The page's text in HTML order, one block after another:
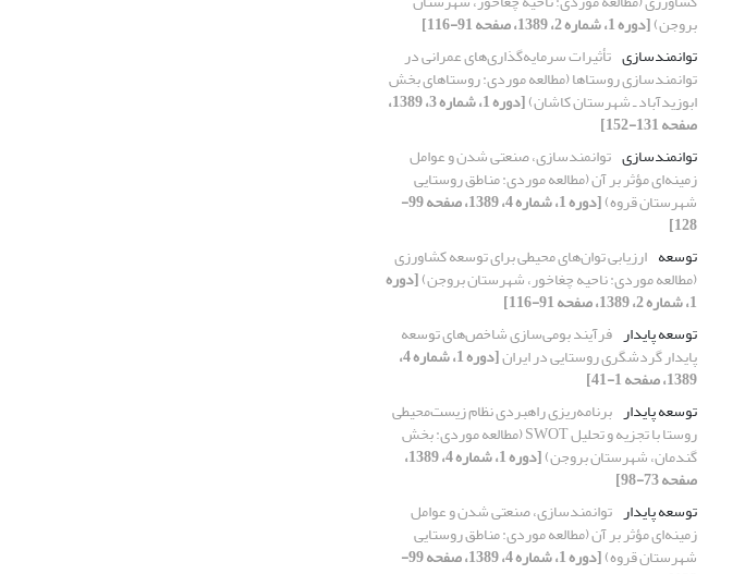
بروجن)[دوره 1، شماره 2، 1389، صفحه 91-116]
توانمندسازی تأثیرات سرمایه‌گذاری‌های عمرانی در
توانمندسازی روستاها (مطالعه موردی: روستاهای بخش
ابوزیدآباد ـ شهرستان کاشان) [دوره 1، شماره 3، 1389،
صفحه 131-152]
توانمندسازی توانمندسازی، صنعتی شدن و عوامل
زمینه‌ای مؤثر بر آن (مطالعه موردی: مناطق روستایی
شهرستان قروه) [دوره 1، شماره 4، 1389، صفحه 99-
128]
توسعه ارزیابی توان‌های محیطی برای توسعه کشاورزی
(مطالعه موردی: ناحیه چغاخور، شهرستان بروجن)[دوره
1، شماره 2، 1389، صفحه 91-116]
توسعه پایدار فرآیند بومی‌سازی شاخص‌های توسعه
پایدار گردشگری روستایی در ایران [دوره 1، شماره 4،
1389، صفحه 1-41]
توسعه پایدار برنامه‌ریزی راهبردی نظام زیست‌محیطی
روستا با تجزیه و تحلیل SWOT (مطالعه موردی: بخش
گندمان، شهرستان بروجن) [دوره 1، شماره 4، 1389،
صفحه 73-98]
توسعه پایدار توانمندسازی، صنعتی شدن و عوامل
زمینه‌ای مؤثر بر آن (مطالعه موردی: مناطق روستایی
شهرستان قروه) [دوره 1، شماره 4، 1389، صفحه 99-